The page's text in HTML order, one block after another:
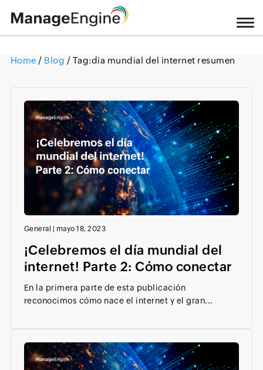
Home / Blog / Tag:día mundial del internet resumen
General mayo 18, 2023
¡Celebremos el día mundial del
internet! Parte 2: Cómo conectar
En la primera parte de esta publicación
reconocimos cómo nace el internet y el gran...